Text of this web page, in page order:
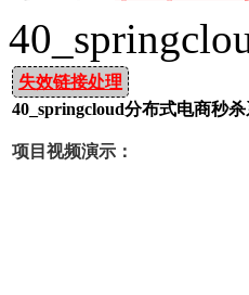
失效链接处理
40_springcloud分布式电商秒
项目视频演示：